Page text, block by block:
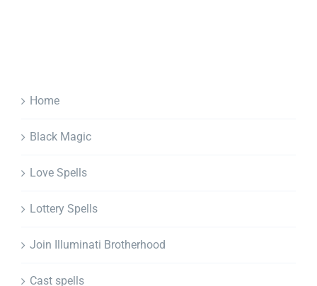
Home
Black Magic
Love Spells
Lottery Spells
Join Illuminati Brotherhood
Cast spells